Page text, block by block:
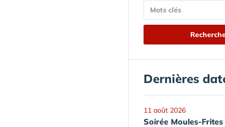
Dernières
11 août 2026
Soirée Moules-Frites